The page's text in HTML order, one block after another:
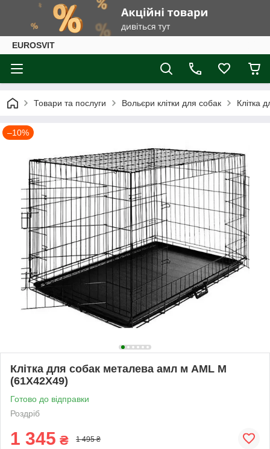
EUROSVIT
Товари та послуги Вольєри клітки для собак Клітка
–10%
Клітка для собак металева амл м AML M
(61Х42Х49)
Готово до відправки
Роздріб
1 345 ₴ 1 495 ₴